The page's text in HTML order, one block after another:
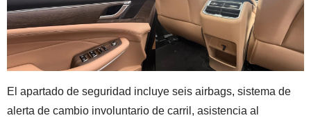
El apartado de seguridad incluye seis airbags, sistema de
alerta de cambio involuntario de carril, asistencia al